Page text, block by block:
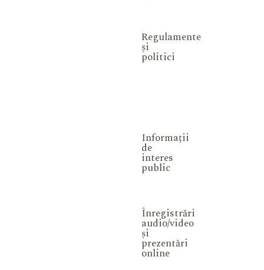
Regulamente
și
politici
Informații
de
interes
public
Înregistrări
audio/video
și
prezentări
online